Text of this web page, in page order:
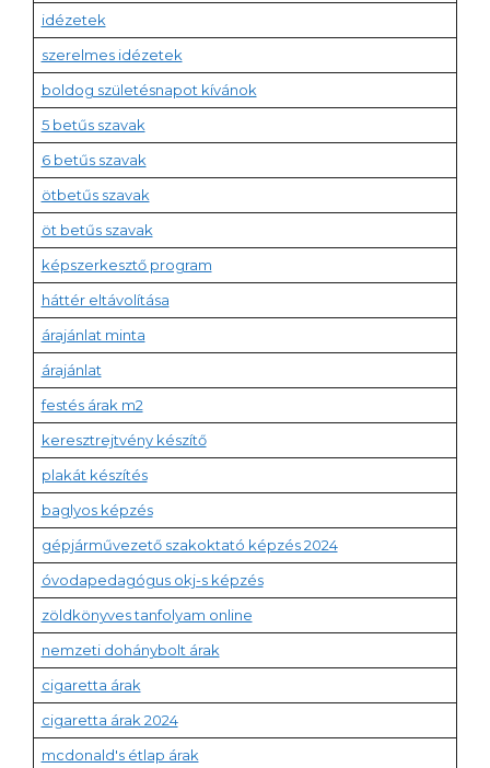
idézetek
szerelmes idézetek
boldog születésnapot kívánok
5 betűs szavak
6 betűs szavak
ötbetűs szavak
öt betűs szavak
képszerkesztő program
háttér eltávolítása
árajánlat minta
árajánlat
festés árak m2
keresztrejtvény készítő
plakát készítés
baglyos képzés
gépjárművezető szakoktató képzés 2024
óvodapedagógus okj-s képzés
zöldkönyves tanfolyam online
nemzeti dohánybolt árak
cigaretta árak
cigaretta árak 2024
mcdonald's étlap árak